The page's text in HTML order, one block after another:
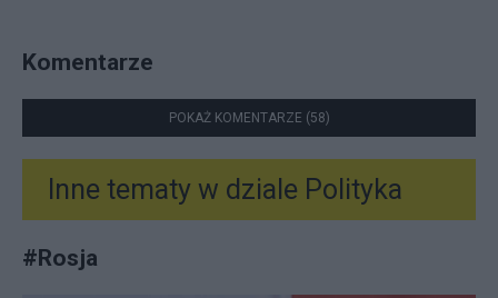
Komentarze
POKAŻ KOMENTARZE (58)
Inne tematy w dziale Polityka
#Rosja